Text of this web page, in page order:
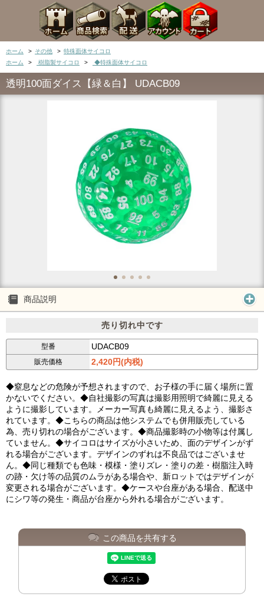
ホーム > その他 > 特殊面体サイコロ
ホーム
> 樹脂製サイコロ > ◆特殊面体サイコロ
透明100面ダイス【緑＆白】 UDACB09
商品説明
売り切れ中です
型番 UDACB09
販売価格 2,420円(内税)
◆窒息などの危険が予想されますので、お子様の手に届く場所に置
かないでください。◆自社撮影の写真は撮影用照明で綺麗に見える
ように撮影しています。メーカー写真も綺麗に見えるよう、撮影さ
れています。◆こちらの商品は他システムでも併用販売している
為、売り切れの場合がございます。◆商品撮影時の小物等は付属し
ていません。◆サイコロはサイズが小さいため、面のデザインがず
れる場合がございます。デザインのずれは不良品ではございませ
ん。◆同じ種類でも色味・模様・塗りズレ・塗りの差・樹脂注入時
の跡・欠け等の品質のムラがある場合や、新ロットではデザインが
変更される場合がございます。◆ケースや台座がある場合、配送中
にシワ等の発生・商品が台座から外れる場合がございます。
この商品を共有する